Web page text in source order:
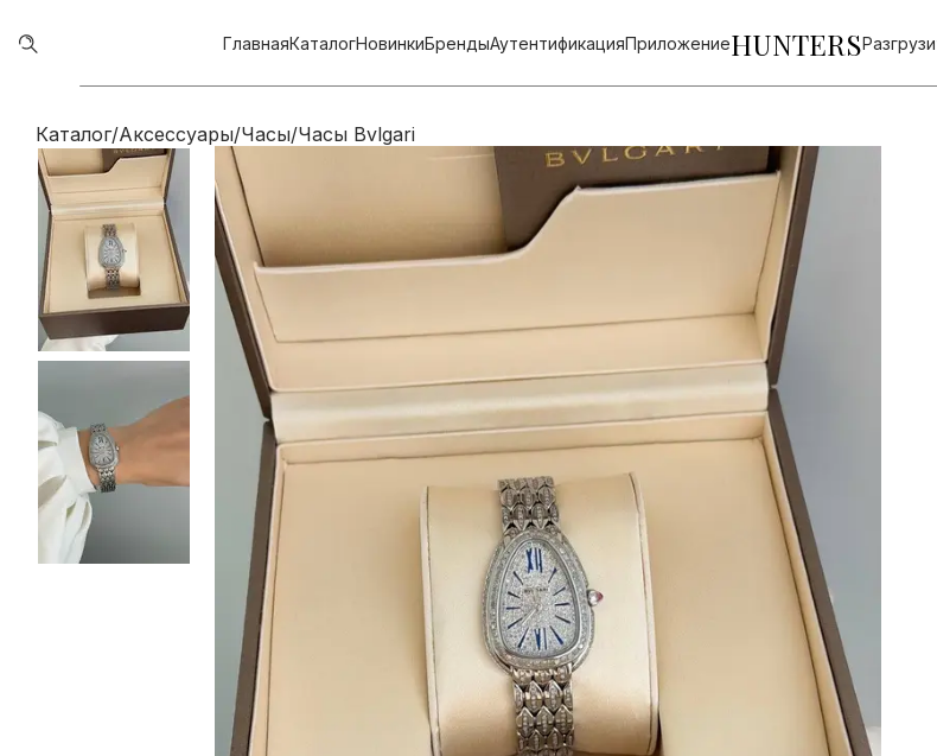
ГлавнаяКаталогНовинкиБрендыАутентификацияПриложениеHUNTERS
Каталог/Аксессуары/Часы/Часы Bvlgari